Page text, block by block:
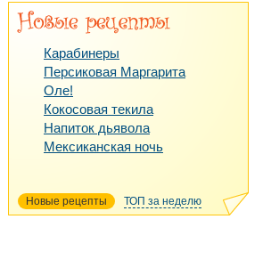
Карабинеры
Персиковая Маргарита
Оле!
Кокосовая текила
Напиток дьявола
Мексиканская ночь
Новые рецепты ТОП за неделю